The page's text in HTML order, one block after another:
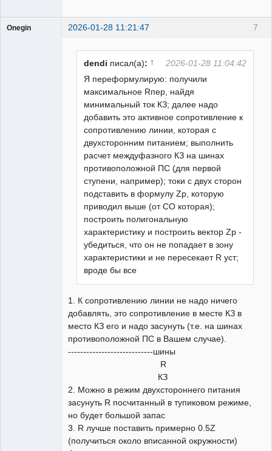
7
Onegin 2026-01-28 11:21:47
dendi писал(а): ↑
2026-01-28 11:04:42
Я переформулирую: получили
максимальное Rпер, найдя
минимальный ток КЗ; далее надо
добавить это активное сопротивление к
сопротивлению линии, которая с
двухсторонним питанием; выполнить
расчет междуфазного КЗ на шинах
противоположной ПС (для первой
ступени, например); токи с двух сторон
подставить в формулу Zр, которую
приводил выше (от СО которая);
построить полигональную
характеристику и построить вектор Zp -
убедиться, что он не попадает в зону
характеристики и не пересекает R уст;
вроде бы все
1. К сопротивлению линии не надо ничего
добавлять, это сопротивление в месте КЗ в
место КЗ его и надо засунуть (т.е. на шинах
противоположной ПС в Вашем случае).
----------------------------шины
R
КЗ
2. Можно в режим двухстороннего питания
засунуть R посчитанный в тупиковом режиме,
но будет большой запас
3. R лучше поставить примерно 0.5Z
(получиться около вписанной окружности)